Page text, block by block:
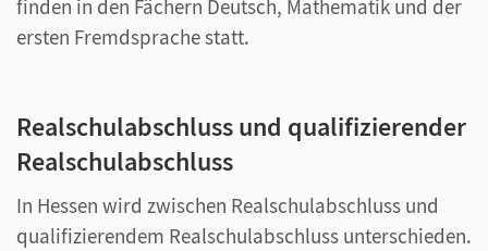
finden in den Fächern Deutsch, Mathematik und der
ersten Fremdsprache statt.
Realschulabschluss und qualifizierender
Realschulabschluss
In Hessen wird zwischen Realschulabschluss und
qualifizierendem Realschulabschluss unterschieden.